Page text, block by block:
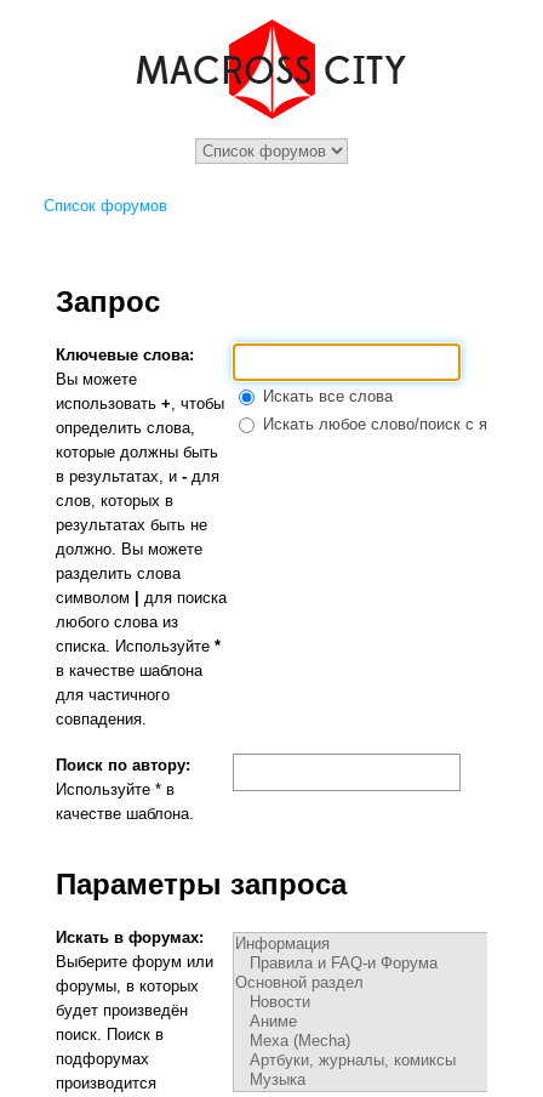
Список форумов
Запрос
Ключевые слова:
Вы можете
использовать+, чтобы
определить слова,
которые должны быть
в результатах, и- для
слов, которых в
результатах быть не
должно. Вы можете
разделить слова
символом
для поиска
любого слова из
списка. Используйте*
в качестве шаблона
для частичного
совпадения.
Искать все слова
Искать любое слово/поиск с языком
Поиск по автору:
Используйте * в
качестве шаблона.
Параметры запроса
Искать в форумах:
Выберите форум или
форумы, в которых
будет произведён
поиск. Поиск в
подфорумах
производится